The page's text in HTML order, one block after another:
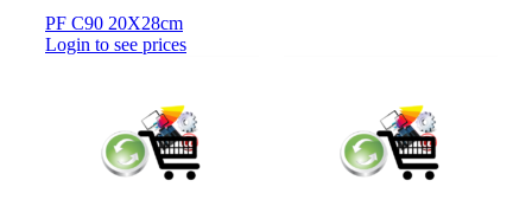
PF C90 20X28cm
Login to see prices